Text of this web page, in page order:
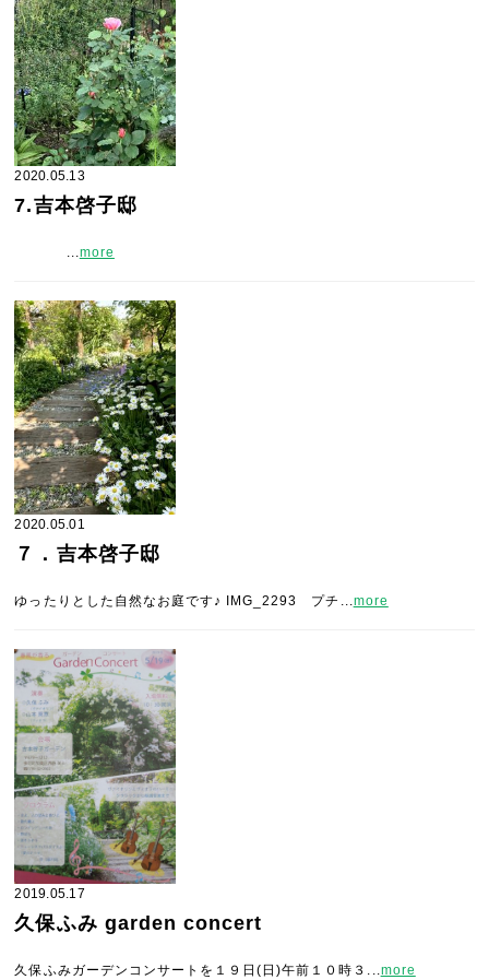
2020.05.13
7.吉本啓子邸
...more
2020.05.01
７．吉本啓子邸
ゆったりとした自然なお庭です♪ IMG_2293 プチ...more
2019.05.17
久保ふみ garden concert
久保ふみガーデンコンサートを１９日(日)午前１０時３...more